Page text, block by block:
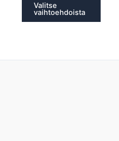
Valitse
vaihtoehdoista